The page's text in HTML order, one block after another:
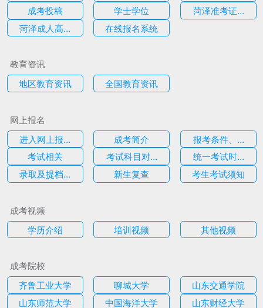
成考投稿
学士学位
菏泽准考证...
菏泽成人高...
在线报名系统
教育资讯
地区教育资讯
全国教育资讯
网上报名
进入网上报...
成考简介
报考条件、...
考试相关
考试科目对...
统一考试时...
录取及提档...
新生复查 考生考试须知
成考视频
学历介绍
培训视频 其他视频
成考院校
齐鲁工业大学
聊城大学
山东交通学院
山东师范大学
中国海洋大学
山东财经大学